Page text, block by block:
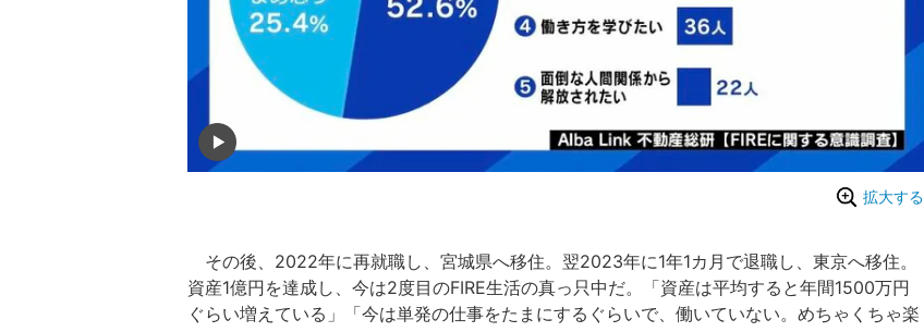
拡大する
その後、2022年に再就職し、宮城県へ移住。翌2023年に1年1カ月で退職し、東京へ移住。
資産1億円を達成し、今は2度目のFIRE生活の真っ只中だ。「資産は平均すると年間1500万円
ぐらい増えている」「今は単発の仕事をたまにするぐらいで、働いていない。めちゃくちゃ楽